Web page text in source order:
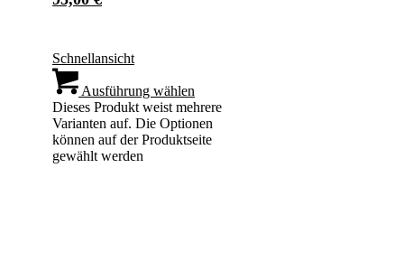
Schnellansicht
Ausführung wählen
Dieses Produkt weist mehrere
Varianten auf. Die Optionen
können auf der Produktseite
gewählt werden